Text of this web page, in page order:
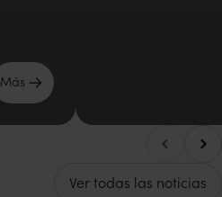
Más
Desplácese a la izquierda
Ver todas las noticias